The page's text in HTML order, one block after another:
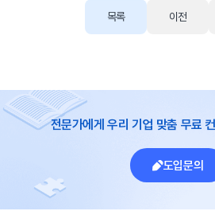
목록 이전
전문가에게 우리 기업 맞춤 무료
도입문의